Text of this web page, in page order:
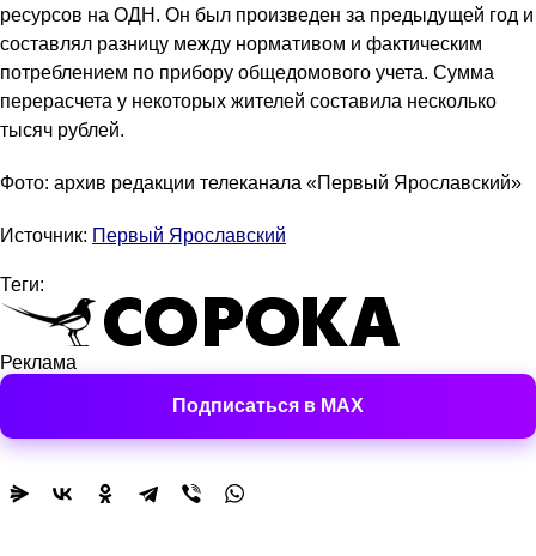
ресурсов на ОДН. Он был произведен за предыдущей год и
составлял разницу между нормативом и фактическим
потреблением по прибору общедомового учета. Сумма
перерасчета у некоторых жителей составила несколько
тысяч рублей.
Фото: архив редакции телеканала «Первый Ярославский»
Источник: Первый Ярославский
Теги:
Реклама
Подписаться в MAX